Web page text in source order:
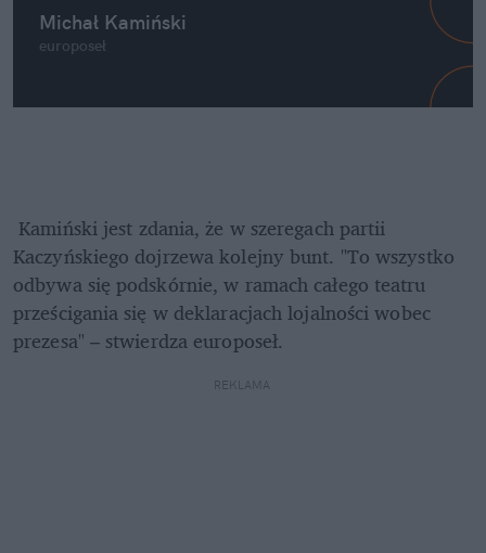
Michał Kamiński
europoseł
Kaczyńskiego dojrzewa kolejny bunt. "To wszystko
odbywa się podskórnie, w ramach całego teatru
prześcigania się w deklaracjach lojalności wobec
prezesa" – stwierdza europoseł.
REKLAMA